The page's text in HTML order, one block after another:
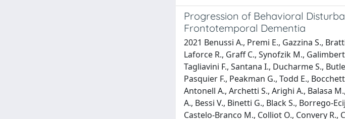
Progression of Behavioral
Frontotemporal Dementia
2021 Benussi A., Premi E., Gazzina S.,
Laforce R., Graff C., Synofzik M.,
Tagliavini F., Santana I., Ducharme S.,
Pasquier F., Peakman G., Todd E.,
Antonell A., Archetti S., Arighi A., Balasa
A., Bessi V., Binetti G., Black S., Borrego-
Castelo-Branco M., Colliot O., Convery R.,